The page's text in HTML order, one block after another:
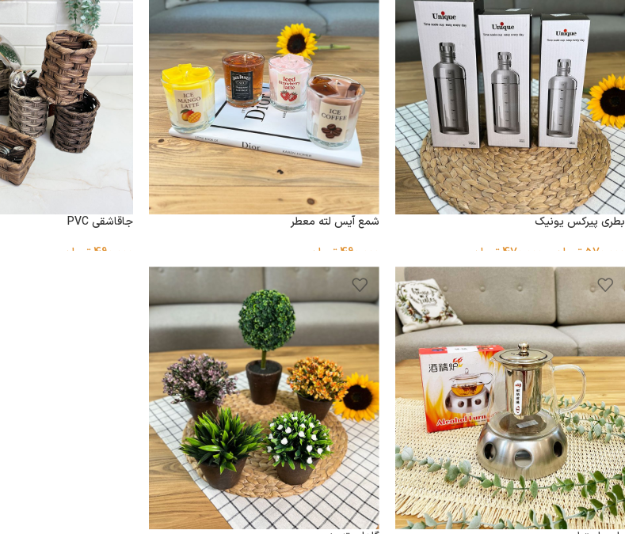
بطری پیرکس یونیک
570,000 تومان 470,000تومان
شمع آیس لته معطر
490,000 تومان
جاقاشقی PVC
490,000تومان